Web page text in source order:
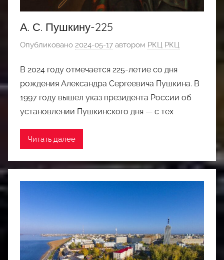
А. С. Пушкину-225
Опубликовано 2024-05-17 автором РКЦ РКЦ
В 2024 году отмечается 225-летие со дня
рождения Александра Сергеевича Пушкина. В
1997 году вышел указ президента России об
установлении Пушкинского дня — с тех
Читать далее